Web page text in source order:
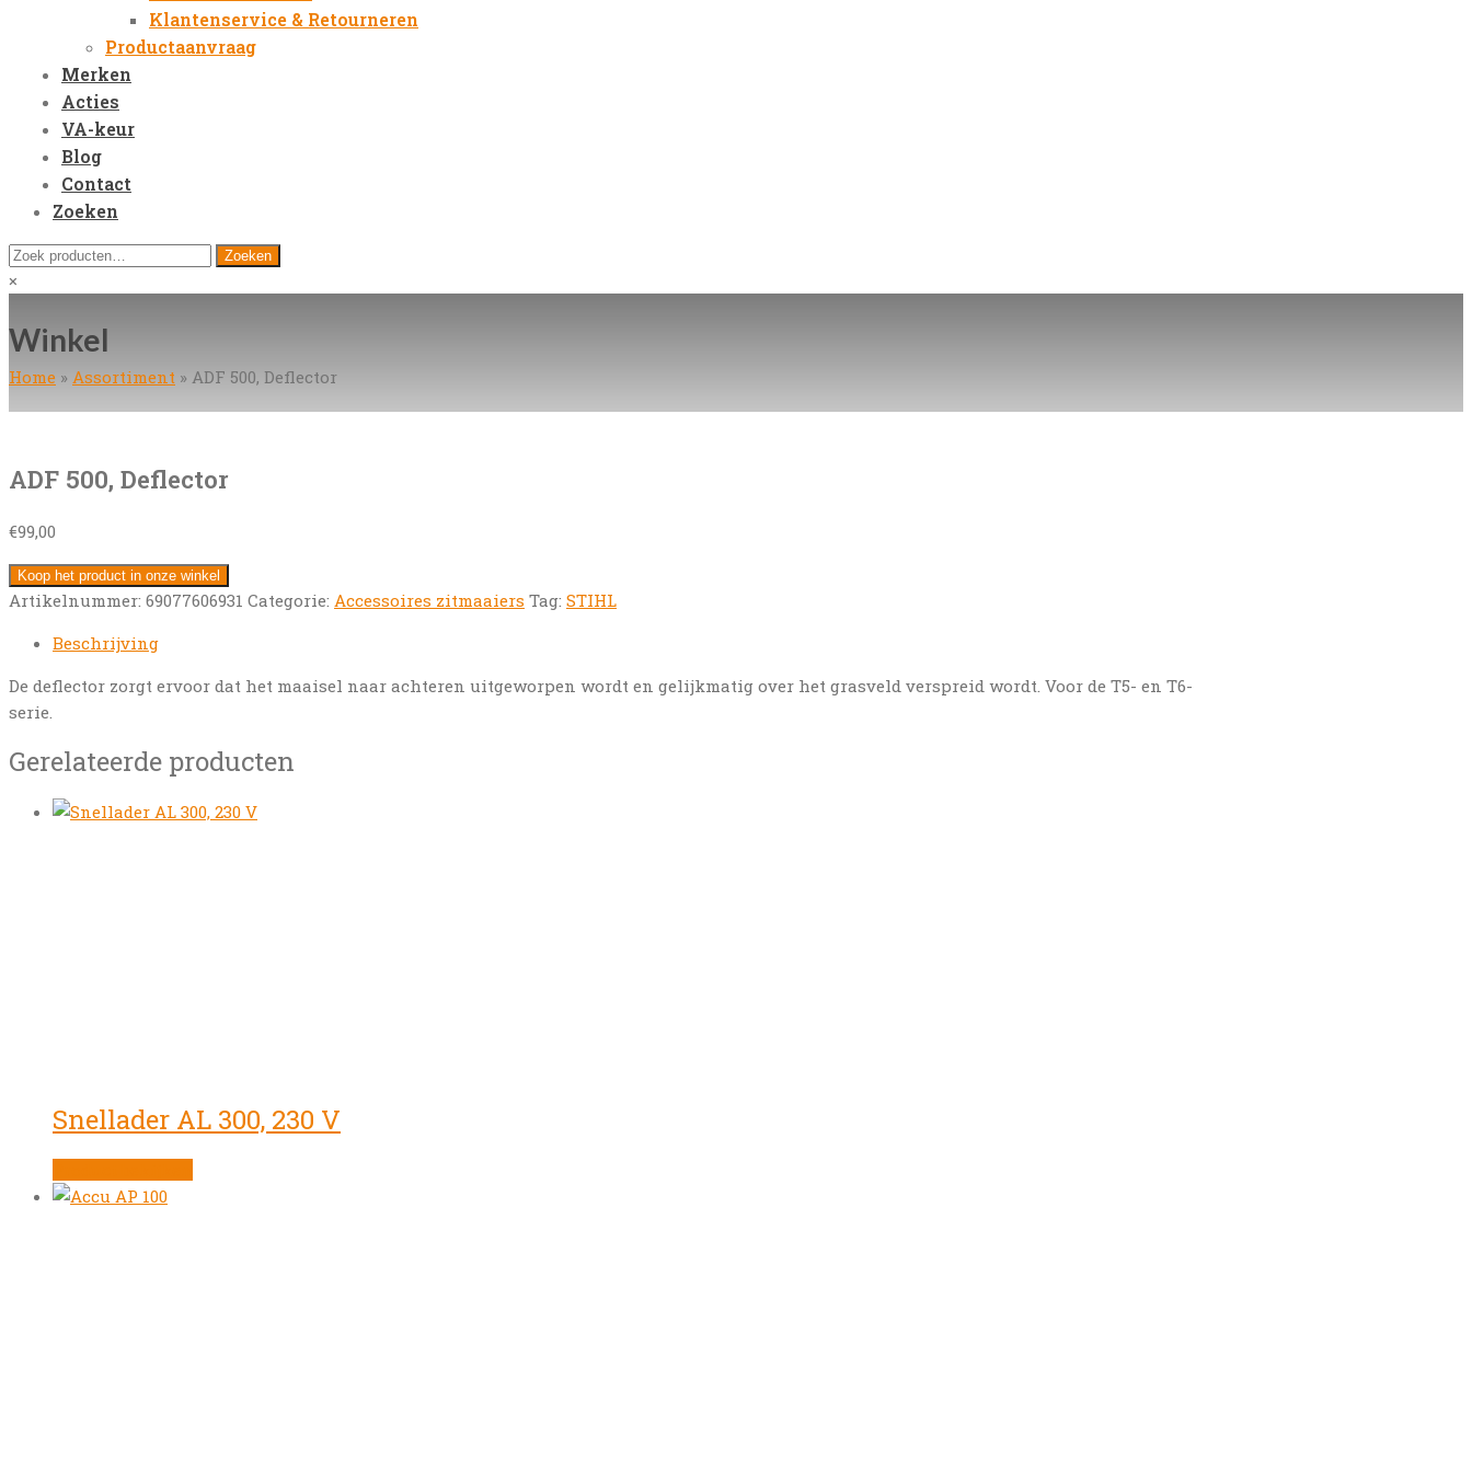
Klantenservice & Retourneren
Productaanvraag
Merken
Acties
VA-keur
Blog
Contact
Zoeken
Open
Mobile
Zoeken
naar:
Zoeken
×
Winkel
Home » Assortiment » ADF 500, Deflector
ADF 500, Deflector
€99,00
Koop het product in onze winkel
Artikelnummer: 69077606931 Categorie: Accessoires zitmaaiers Tag: STIHL
Beschrijving
De deflector zorgt ervoor dat het maaisel naar achteren uitgeworpen wordt en gelijkmatig over het grasveld verspreid wordt. Voor de T5- en T6-
serie.
Gerelateerde producten
Snellader AL 300, 230 V